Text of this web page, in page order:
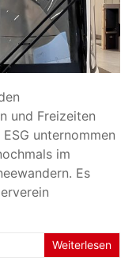
und Freizeiten
unternommen
im
Es
Weiterlesen